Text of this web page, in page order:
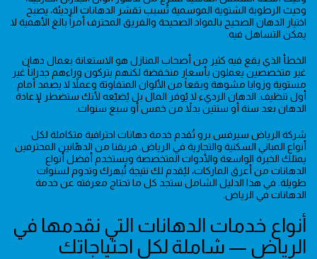
وحيث الرطوبة الشتوية الموسمية تُسبب تقشر الدهانات الرديئة، يصبح
اختيار الدهان الصحيح بالمواد الصحيحة والفريق المحترف أمراً بالغ الأهمية لا
يمكن التساهل فيه.
الخطأ الذي يقع فيه كثير من أصحاب المنازل هو الاستعانة بعمال دهان
غير متخصصين يعملون بأسعار منخفضة لكنهم يتركون وراءهم جدراناً غير
مستوية وزوايا مشوهة وبقعاً من الألوان المتفاوتة وعملاً لا يصمد أمام
أول تنظيف. الدهان الرديء لا يُوفر المال بل يُضيّعه لأنك ستضطر لإعادة
الدهان بعد سنة أو سنتين بدلاً من خمس أو سبع سنوات.
شركة الرياض سيرفس برو تُقدم خدمة دهانات احترافية متكاملة لكل
أنواع المباني السكنية والتجارية في الرياض. فريقنا من الدهّانين المحترفين
يمتلك الخبرة الواسعة والأدوات المتخصصة ويستخدم أفضل أنواع
الدهانات من أعرق الماركات، ليُقدم لك نتيجة تُبهرك وتدوم لسنوات
طويلة. في هذا الدليل الشامل ستجد كل ما تحتاج معرفته عن خدمة
الدهانات في الرياض.
أنواع خدمات الدهانات التي نقدمها في
الرياض — شاملة لكل احتياجاتك